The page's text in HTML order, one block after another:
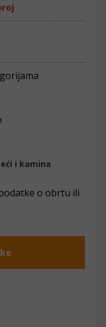
i kamina
o obrtu ili